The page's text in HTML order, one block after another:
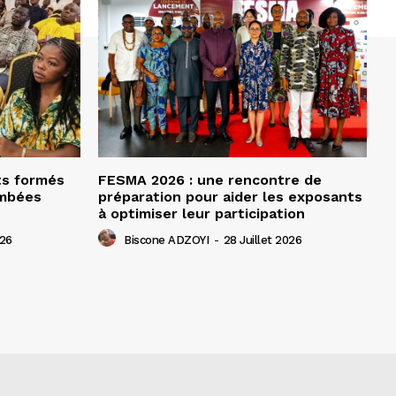
formés
FESMA 2026 : une rencontre de
préparation pour aider les exposants
à optimiser leur participation
Biscone ADZOYI - 28 Juillet 2026